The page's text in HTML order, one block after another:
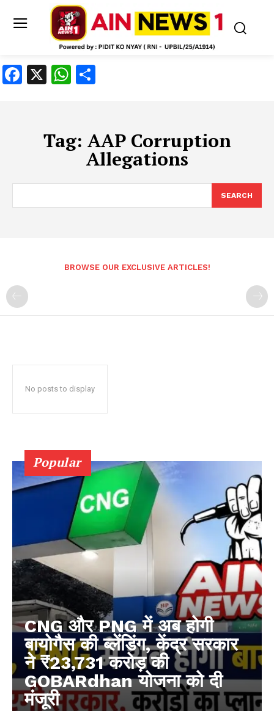
Facebook
X WhatsApp
Tag: AAP Corruption
Allegations
SEARCH
BROWSE OUR EXCLUSIVE ARTICLES!
No posts to display
Popular
CNG और PNG में अब होगी
बायोगैस की ब्लेंडिंग, केंद्र सरकार
ने ₹23,731 करोड़ की
GOBARdhan योजना को दी
मंजूरी